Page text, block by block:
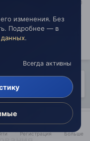
в него
Регистрация Больше
изменения. Без
Подробнее — в
данных.
Всегда активны